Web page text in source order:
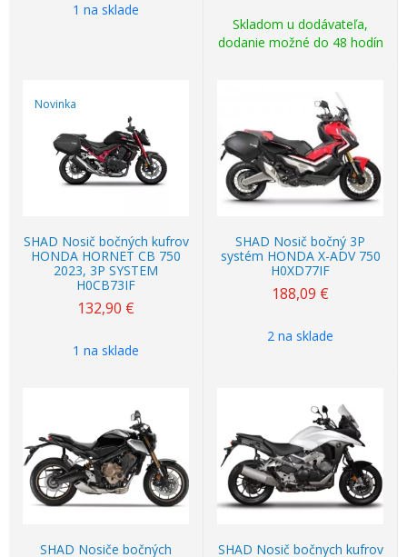
1 na sklade
Skladom u dodávateľa,
dodanie možné do 48 hodín
Novinka
SHAD Nosič bočných kufrov
HONDA HORNET CB 750
2023, 3P SYSTEM
H0CB73IF
132,90 €
1 na sklade
SHAD Nosič bočný 3P
systém HONDA X-ADV 750
H0XD77IF
188,09 €
2 na sklade
SHAD Nosiče bočných
SHAD Nosič bočnych kufrov